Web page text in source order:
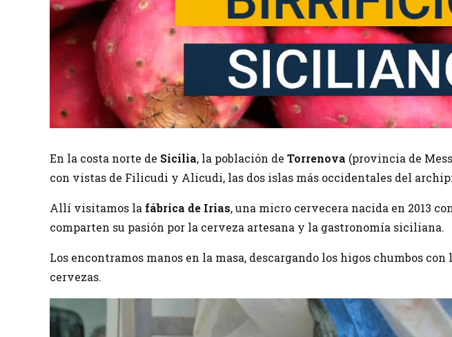
En la costa norte de Sicilia, la población de Torrenova (provincia de
con vistas de Filicudi y Alicudi, las dos islas más occidentales del
Allí visitamos la fábrica de Irias, una micro cervecera nacida en 2013
comparten su pasión por la cerveza artesana y la gastronomía siciliana.
Los encontramos manos en la masa, descargando los higos chumbos con
cervezas.